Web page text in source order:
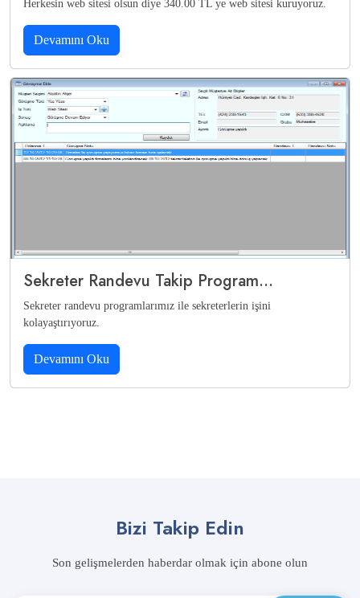
Herkesin web sitesi olsun diye 340.00 TL ye web sitesi kuruyoruz.
Devamını Oku
Sekreter Randevu Takip Program...
Sekreter randevu programlarımız ile sekreterlerin işini
kolayaştırıyoruz.
Devamını Oku
Bizi Takip Edin
Son gelişmelerden haberdar olmak için abone olun